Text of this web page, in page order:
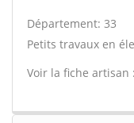
Département: 33
Petits travaux en
Voir la fiche artisan :